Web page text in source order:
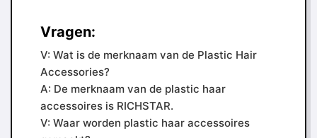
Vragen:
V: Wat is de merknaam van de Plastic Hair
Accessories?
A: De merknaam van de plastic haar
accessoires is RICHSTAR.
V: Waar worden plastic haar accessoires